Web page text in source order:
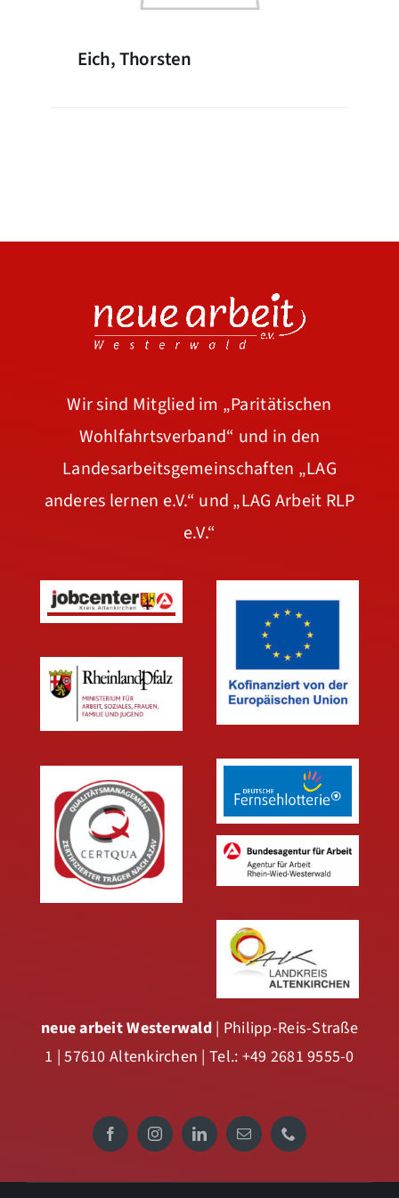
Eich, Thorsten
Wir sind Mitglied im „Paritätischen
Wohlfahrtsverband“ und in den
Landesarbeitsgemeinschaften „LAG
anderes lernen e.V.“ und „LAG Arbeit RLP
e.V.“
neue arbeit Westerwald | Philipp-Reis-Straße
1 | 57610 Altenkirchen | Tel.: +49 2681 9555-0